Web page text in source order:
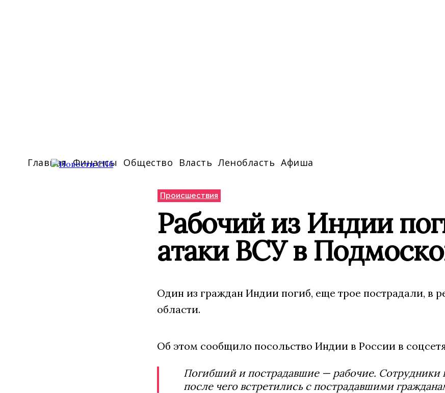
Главная Финансы Общество Власть Ленобласть Афиша
Происшествия
Рабочий из Индии
атаки ВСУ в
Один из граждан Индии погиб, еще трое пострадали, в
области.
Об этом сообщило посольство Индии в России в
Погибший и пострадавшие — рабочие. Сотрудники
после чего встретились с пострадавшими